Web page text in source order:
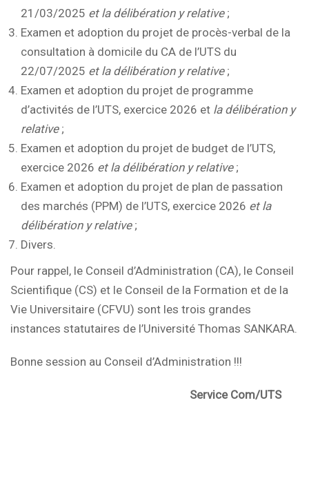
21/03/2025 et la délibération y relative;
Examen et adoption du projet de procès-verbal de la
consultation à domicile du CA de l’UTS du
22/07/2025 et la délibération y relative;
Examen et adoption du projet de programme
d’activités de l’UTS, exercice 2026 et la délibération y
relative;
Examen et adoption du projet de budget de l’UTS,
exercice 2026 et la délibération y relative;
Examen et adoption du projet de plan de passation
des marchés (PPM) de l’UTS, exercice 2026 et la
délibération y relative;
Divers.
Pour rappel, le Conseil d’Administration (CA), le Conseil
Scientifique (CS) et le Conseil de la Formation et de la
Vie Universitaire (CFVU) sont les trois grandes
instances statutaires de l’Université Thomas SANKARA.
Bonne session au Conseil d’Administration !!!
Service Com/UTS